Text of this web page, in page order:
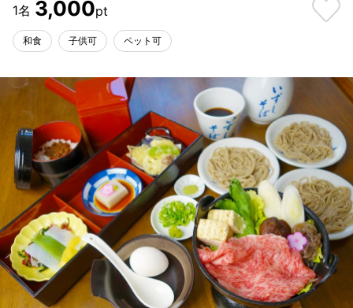
3,000
和食 子供可 ペット可